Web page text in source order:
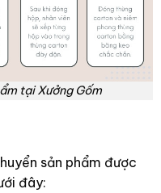
tại Xưởng Gốm
sản phẩm được
đây: